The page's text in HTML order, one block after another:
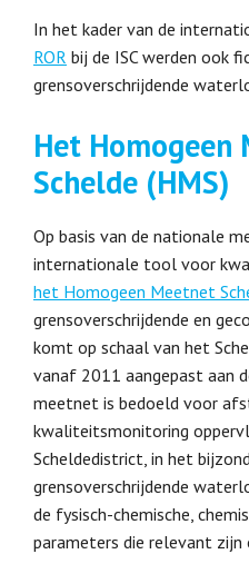
In het kader van de
ROR bij de ISC werden ook
grensoverschrijdende
Het Homogeen
Schelde (HMS)
Op basis van de nationale
internationale tool voor
het Homogeen Meetnet
grensoverschrijdende en
komt op schaal van het
vanaf 2011 aangepast aan
meetnet is bedoeld voor
kwaliteitsmonitoring
Scheldedistrict, in het
grensoverschrijdende
de fysisch-chemische,
parameters die relevant zijn